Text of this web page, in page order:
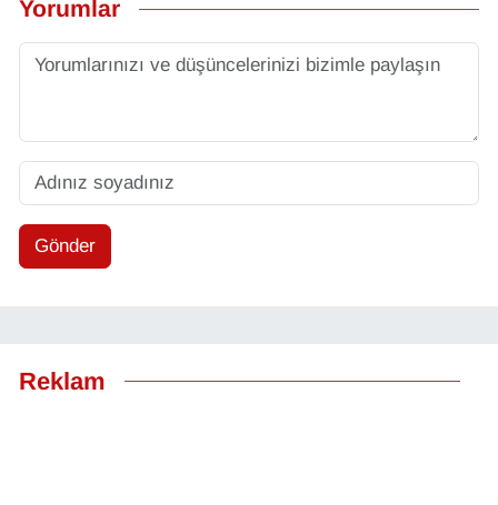
Yorumlar
Gönder
Reklam